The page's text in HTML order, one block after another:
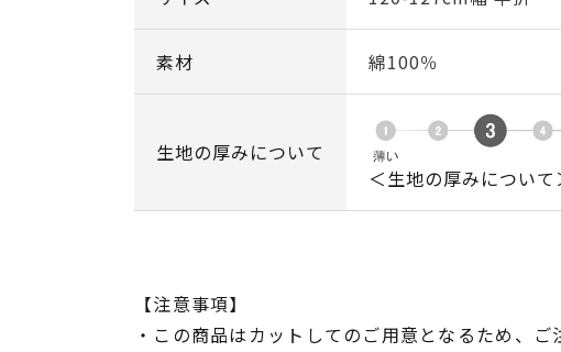
素材 綿100％
生地の厚みについて
＜生地の厚みについ
【注意事項】
・この商品はカットしてのご用意となるため、ご